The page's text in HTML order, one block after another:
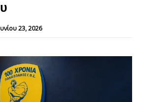
23, 2026